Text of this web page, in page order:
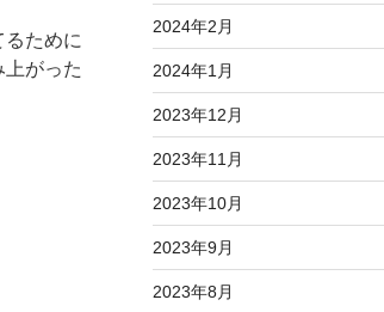
ために
がった
2024年2月
2024年1月
2023年12月
2023年11月
2023年10月
2023年9月
2023年8月